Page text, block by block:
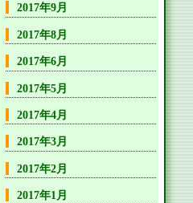
2017年9月
2017年8月
2017年6月
2017年5月
2017年4月
2017年3月
2017年2月
2017年1月